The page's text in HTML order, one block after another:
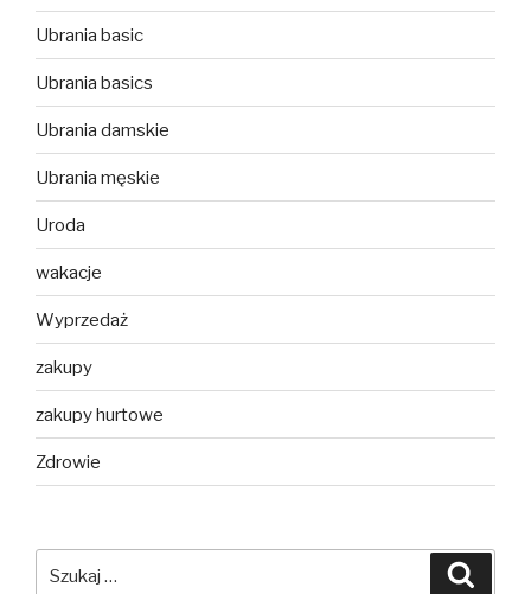
Ubrania basic
Ubrania basics
Ubrania damskie
Ubrania męskie
Uroda
wakacje
Wyprzedaż
zakupy
zakupy hurtowe
Zdrowie